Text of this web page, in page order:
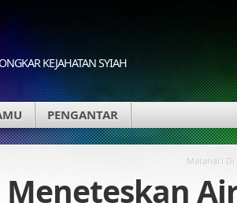
KEJAHATAN SYIAH
PENGANTAR
Matahari Di
Meneteskan